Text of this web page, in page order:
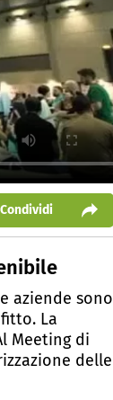
Condividi
aziende sono
La
Meeting di
delle